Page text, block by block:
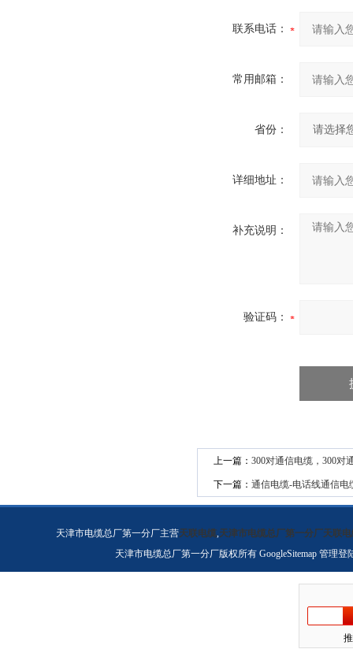
联系电话：
常用邮箱：
省份：
详细地址：
补充说明：
验证码：
上一篇： 300对通信电缆，300对
下一篇： 通信电缆-电话线通信电
天津市电缆总厂第一分厂主营天联电缆,天津市电缆总厂第一分厂天联电
天津市电缆总厂第一分厂版权所有 GoogleSitemap 管理登